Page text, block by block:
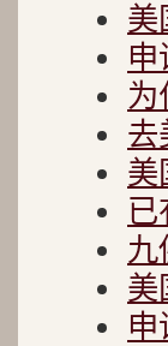
美
为
去
美
已
九
美